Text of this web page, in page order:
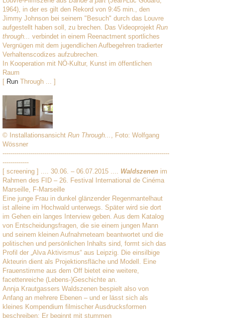
1964), in der es gilt den Rekord von 9:45 min., den
Jimmy Johnson bei seinem "Besuch" durch das Louvre
aufgestellt haben soll, zu brechen. Das Videoprojekt Run
through...
verbindet in einem Reenactment sportliches
Vergnügen mit dem jugendlichen Aufbegehren tradierter
Verhaltenscodizes aufzubrechen.
In Kooperation mit NÖ-Kultur, Kunst im öffentlichen
Raum
[ Run Through ... ]
© Installationsansicht Run Through...
, Foto: Wolfgang
Wössner
-----------------------------------------------------------------------------------
-------------
[ screening ] .... 30.06. – 06.07.2015 .... Waldszenen im
Rahmen des FID – 26. Festival International de Cinéma
Marseille, F-Marseille
Eine junge Frau in dunkel glänzender Regenmantelhaut
ist alleine im Hochwald unterwegs. Später wird sie dort
im Gehen ein langes Interview geben. Aus dem Katalog
von Entscheidungsfragen, die sie einem jungen Mann
und seinem kleinen Aufnahmeteam beantwortet und die
politischen und persönlichen Inhalts sind, formt sich das
Profil der „Alva Aktivismus“ aus Leipzig. Die einsilbige
Akteurin dient als Projektionsfläche und Modell. Eine
Frauenstimme aus dem Off bietet eine weitere,
facettenreiche (Lebens-)Geschichte an.
Annja Krautgassers Waldszenen bespielt also von
Anfang an mehrere Ebenen – und er lässt sich als
kleines Kompendium filmischer Ausdrucksformen
beschreiben: Er beginnt mit stummen